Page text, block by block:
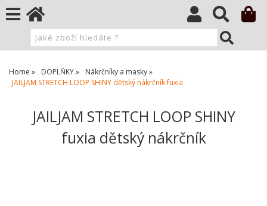
Home DOPLŇKY
Nákrčníky a masky
JAILJAM STRETCH LOOP SHINY dětský nákrčník fuxia
JAILJAM STRETCH LOOP SHINY
fuxia dětský nákrčník